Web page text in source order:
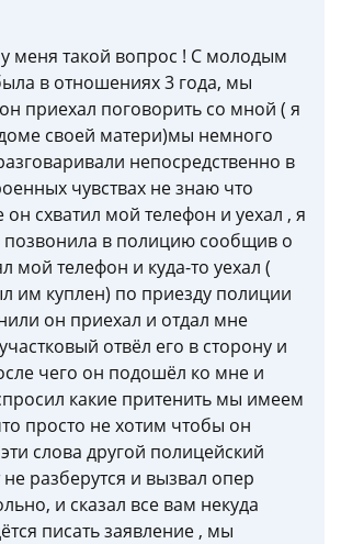
у меня такой вопрос ! С молодым
в отношениях 3 года, мы
приехал поговорить со мной ( я
своей матери)мы немного
непосредственно в
чувствах не знаю что
он схватил мой телефон и уехал , я
позвонила в полицию сообщив о
мой телефон и куда-то уехал (
им куплен) по приезду полиции
он приехал и отдал мне
отвёл его в сторону и
чего он подошёл ко мне и
какие притенить мы имеем
просто не хотим чтобы он
слова другой полицейский
не разберутся и вызвал опер
и сказал все вам некуда
писать заявление , мы